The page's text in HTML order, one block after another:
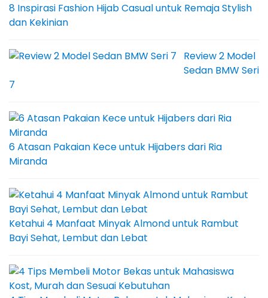
8 Inspirasi Fashion Hijab Casual untuk Remaja Stylish
dan Kekinian
Review 2 Model
Sedan BMW Seri
7
6 Atasan Pakaian Kece untuk Hijabers dari Ria
Miranda
Ketahui 4 Manfaat Minyak Almond untuk Rambut
Bayi Sehat, Lembut dan Lebat